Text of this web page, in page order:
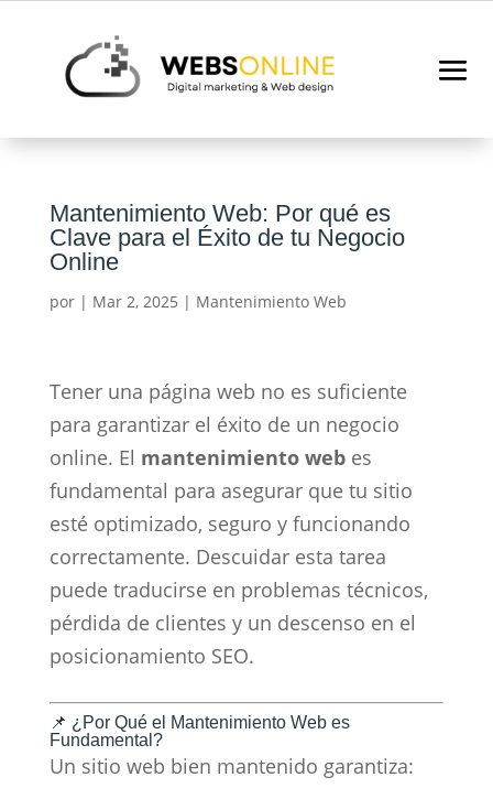
Mantenimiento Web: Por qué es
Clave para el Éxito de tu Negocio
Online
por | Mar 2, 2025 | Mantenimiento Web
Tener una página web no es suficiente
para garantizar el éxito de un negocio
online. El mantenimiento webes
fundamental para asegurar que tu sitio
esté optimizado, seguro y funcionando
correctamente. Descuidar esta tarea
puede traducirse en problemas técnicos,
pérdida de clientes y un descenso en el
posicionamiento SEO.
📌 ¿Por Qué el Mantenimiento Web es
Fundamental?
Un sitio web bien mantenido garantiza: